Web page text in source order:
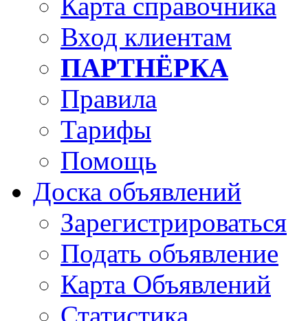
Вход клиентам
ПАРТНЁРКА
Правила
Тарифы
Помощь
Доска объявлений
Зарегистрироваться
Подать объявление
Карта Объявлений